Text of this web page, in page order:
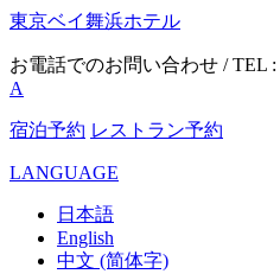
東京ベイ舞浜ホテル
お電話でのお問い合わせ / TEL :
A
宿泊予約 レストラン予約
LANGUAGE
日本語
English
中文 (简体字)